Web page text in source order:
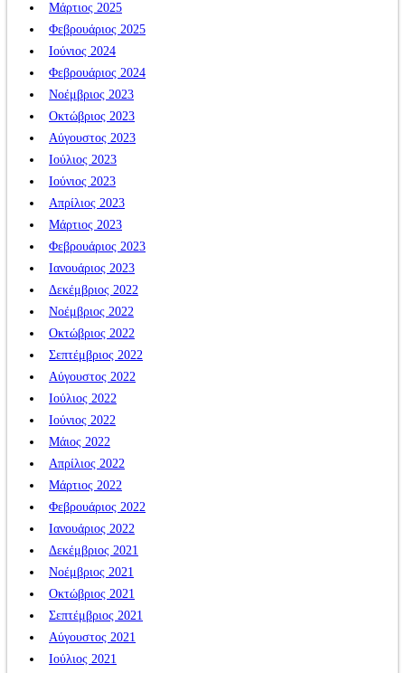
Μάρτιος 2025
Φεβρουάριος 2025
Ιούνιος 2024
Φεβρουάριος 2024
Νοέμβριος 2023
Οκτώβριος 2023
Αύγουστος 2023
Ιούλιος 2023
Ιούνιος 2023
Απρίλιος 2023
Μάρτιος 2023
Φεβρουάριος 2023
Ιανουάριος 2023
Δεκέμβριος 2022
Νοέμβριος 2022
Οκτώβριος 2022
Σεπτέμβριος 2022
Αύγουστος 2022
Ιούλιος 2022
Ιούνιος 2022
Μάιος 2022
Απρίλιος 2022
Μάρτιος 2022
Φεβρουάριος 2022
Ιανουάριος 2022
Δεκέμβριος 2021
Νοέμβριος 2021
Οκτώβριος 2021
Σεπτέμβριος 2021
Αύγουστος 2021
Ιούλιος 2021